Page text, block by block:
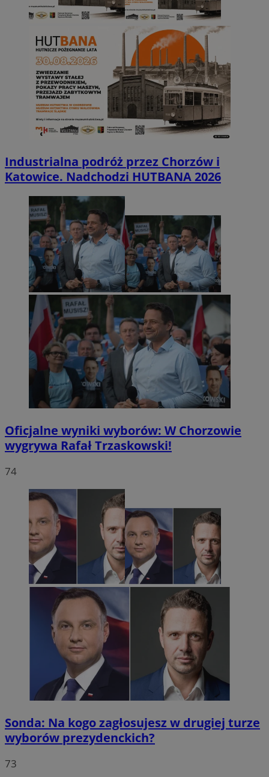
Industrialna podróż przez Chorzów i
Katowice. Nadchodzi HUTBANA 2026
Oficjalne wyniki wyborów: W Chorzowie
wygrywa Rafał Trzaskowski!
74
Sonda: Na kogo zagłosujesz w drugiej turze
wyborów prezydenckich?
73